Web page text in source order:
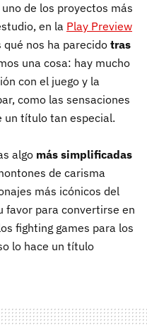
de los proyectos más
en la Play Preview
nos ha parecido tras
una cosa: hay mucho
con el juego y la
como las sensaciones
un título tan especial.
algo más simplificadas
de carisma
más icónicos del
favor para convertirse en
fighting games para los
lo hace un título